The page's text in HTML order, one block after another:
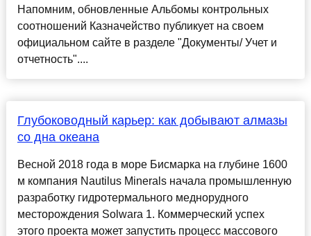
Напомним, обновленные Альбомы контрольных
соотношений Казначейство публикует на своем
официальном сайте в разделе "Документы/ Учет и
отчетность"....
Глубоководный карьер: как добывают алмазы
со дна океана
Весной 2018 года в море Бисмарка на глубине 1600
м компания Nautilus Minerals начала промышленную
разработку гидротермального меднорудного
месторождения Solwara 1. Коммерческий успех
этого проекта может запустить процесс массового